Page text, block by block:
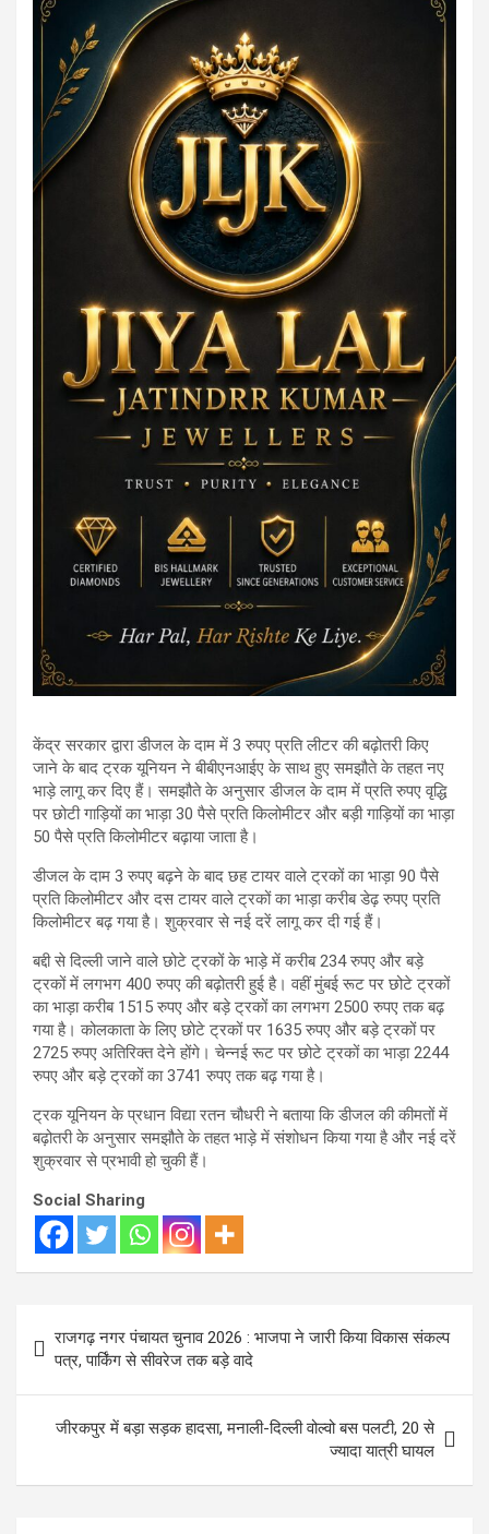
केंद्र सरकार द्वारा डीजल के दाम में 3 रुपए प्रति लीटर की बढ़ोतरी किए
जाने के बाद ट्रक यूनियन ने बीबीएनआईए के साथ हुए समझौते के तहत नए
भाड़े लागू कर दिए हैं। समझौते के अनुसार डीजल के दाम में प्रति रुपए वृद्धि
पर छोटी गाड़ियों का भाड़ा 30 पैसे प्रति किलोमीटर और बड़ी गाड़ियों का भाड़ा
50 पैसे प्रति किलोमीटर बढ़ाया जाता है।
डीजल के दाम 3 रुपए बढ़ने के बाद छह टायर वाले ट्रकों का भाड़ा 90 पैसे
प्रति किलोमीटर और दस टायर वाले ट्रकों का भाड़ा करीब डेढ़ रुपए प्रति
किलोमीटर बढ़ गया है। शुक्रवार से नई दरें लागू कर दी गई हैं।
बद्दी से दिल्ली जाने वाले छोटे ट्रकों के भाड़े में करीब 234 रुपए और बड़े
ट्रकों में लगभग 400 रुपए की बढ़ोतरी हुई है। वहीं मुंबई रूट पर छोटे ट्रकों
का भाड़ा करीब 1515 रुपए और बड़े ट्रकों का लगभग 2500 रुपए तक बढ़
गया है। कोलकाता के लिए छोटे ट्रकों पर 1635 रुपए और बड़े ट्रकों पर
2725 रुपए अतिरिक्त देने होंगे। चेन्नई रूट पर छोटे ट्रकों का भाड़ा 2244
रुपए और बड़े ट्रकों का 3741 रुपए तक बढ़ गया है।
ट्रक यूनियन के प्रधान विद्या रतन चौधरी ने बताया कि डीजल की कीमतों में
बढ़ोतरी के अनुसार समझौते के तहत भाड़े में संशोधन किया गया है और नई दरें
शुक्रवार से प्रभावी हो चुकी हैं।
Social Sharing
navigation
राजगढ़ नगर पंचायत चुनाव 2026 : भाजपा ने जारी किया विकास संकल्प
पत्र, पार्किंग से सीवरेज तक बड़े वादे
जीरकपुर में बड़ा सड़क हादसा, मनाली-दिल्ली वोल्वो बस पलटी, 20 से
ज्यादा यात्री घायल